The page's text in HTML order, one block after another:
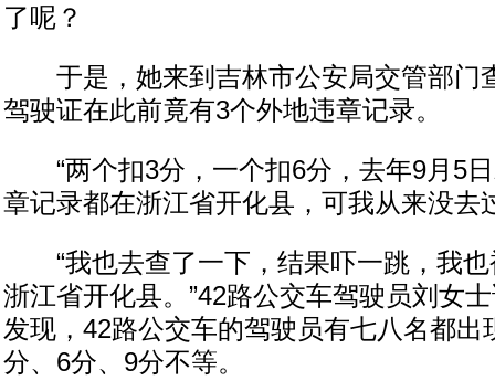
了呢？
于是，她来到吉林市公安局交管部门
驾驶证在此前竟有3个外地违章记录。
“两个扣3分，一个扣6分，去年9月5日
章记录都在浙江省开化县，可我从来没去
“我也去查了一下，结果吓一跳，我也
浙江省开化县。”42路公交车驾驶员刘女
发现，42路公交车的驾驶员有七八名都出
分、6分、9分不等。